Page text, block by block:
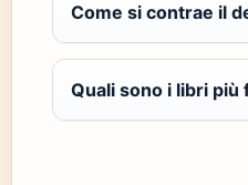
Come si contrae il
Quali sono i libri più